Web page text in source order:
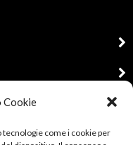
Cookie
come i cookie per